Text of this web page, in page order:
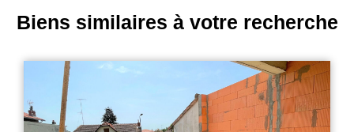
Biens similaires à votre recherche